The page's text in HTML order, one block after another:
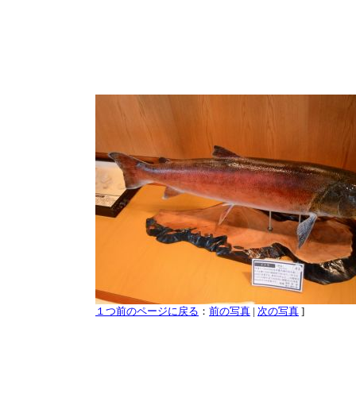
１つ前のページに戻る ： 前の写真 | 次の写真 ]